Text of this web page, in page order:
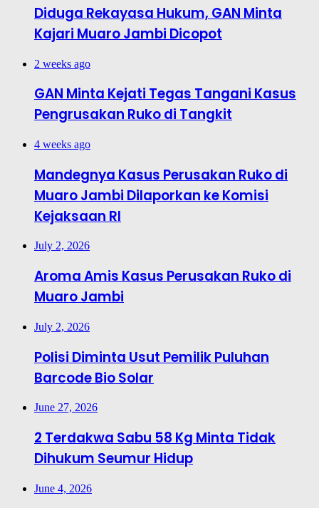
Diduga Rekayasa Hukum, GAN Minta
Kajari Muaro Jambi Dicopot
2 weeks ago
GAN Minta Kejati Tegas Tangani Kasus
Pengrusakan Ruko di Tangkit
4 weeks ago
Mandegnya Kasus Perusakan Ruko di
Muaro Jambi Dilaporkan ke Komisi
Kejaksaan RI
July 2, 2026
Aroma Amis Kasus Perusakan Ruko di
Muaro Jambi
July 2, 2026
Polisi Diminta Usut Pemilik Puluhan
Barcode Bio Solar
June 27, 2026
2 Terdakwa Sabu 58 Kg Minta Tidak
Dihukum Seumur Hidup
June 4, 2026